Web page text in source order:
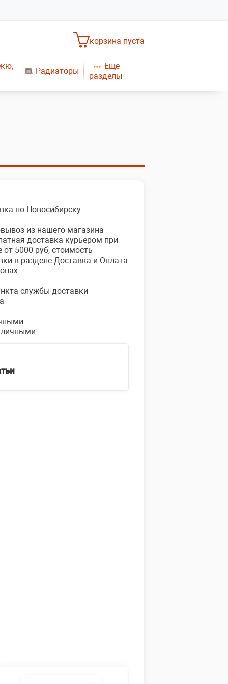
корзина пуста
Радиаторы
Еще
разделы
по Новосибирску
из нашего магазина
доставка курьером при
от 5000 руб, стоимость
в разделе Доставка и Оплата
службы доставки